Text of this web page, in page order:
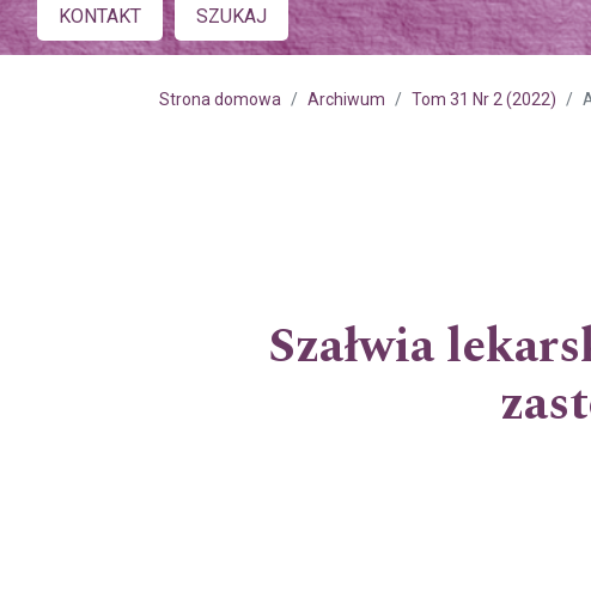
Main menu
KONTAKT SZUKAJ
Strona domowa Archiwum Tom 31 Nr 2 (2022)
Szałwia